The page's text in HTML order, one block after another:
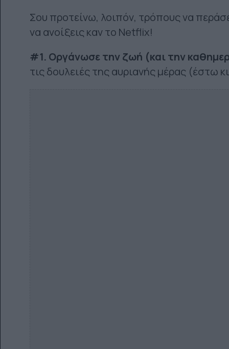
Σου προτείνω, λοιπόν, τρόπους να
να ανοίξεις καν το Netflix!
#1. Οργάνωσε την ζωή (και την
τις δουλειές της αυριανής μέρας (έστω